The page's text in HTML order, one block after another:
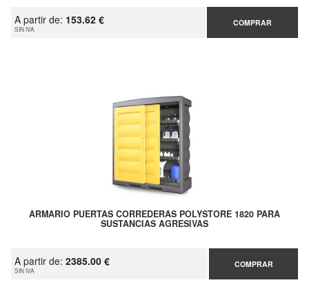
A partir de: 153.62 €
SIN IVA
COMPRAR
ARMARIO PUERTAS CORREDERAS POLYSTORE 1820 PARA
SUSTANCIAS AGRESIVAS
A partir de: 2385.00 €
SIN IVA
COMPRAR